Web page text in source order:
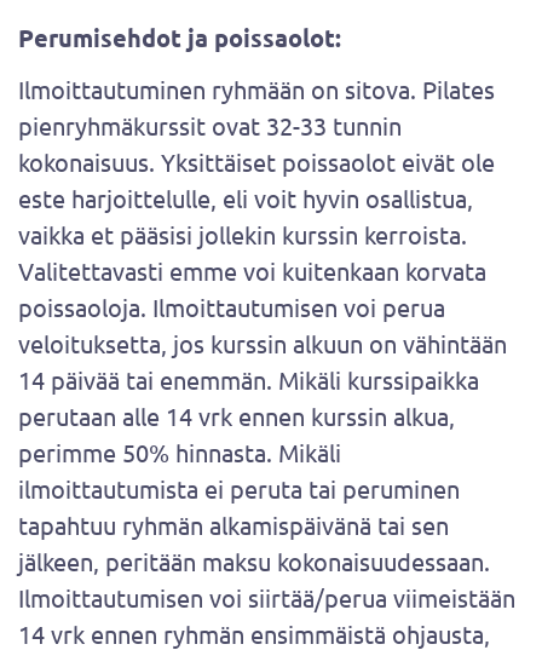
Perumisehdot ja poissaolot:
Ilmoittautuminen ryhmään on sitova. Pilates
pienryhmäkurssit ovat 32-33 tunnin
kokonaisuus. Yksittäiset poissaolot eivät ole
este harjoittelulle, eli voit hyvin osallistua,
vaikka et pääsisi jollekin kurssin kerroista.
Valitettavasti emme voi kuitenkaan korvata
poissaoloja. Ilmoittautumisen voi perua
veloituksetta, jos kurssin alkuun on vähintään
14 päivää tai enemmän. Mikäli kurssipaikka
perutaan alle 14 vrk ennen kurssin alkua,
perimme 50% hinnasta. Mikäli
ilmoittautumista ei peruta tai peruminen
tapahtuu ryhmän alkamispäivänä tai sen
jälkeen, peritään maksu kokonaisuudessaan.
Ilmoittautumisen voi siirtää/perua viimeistään
14 vrk ennen ryhmän ensimmäistä ohjausta,